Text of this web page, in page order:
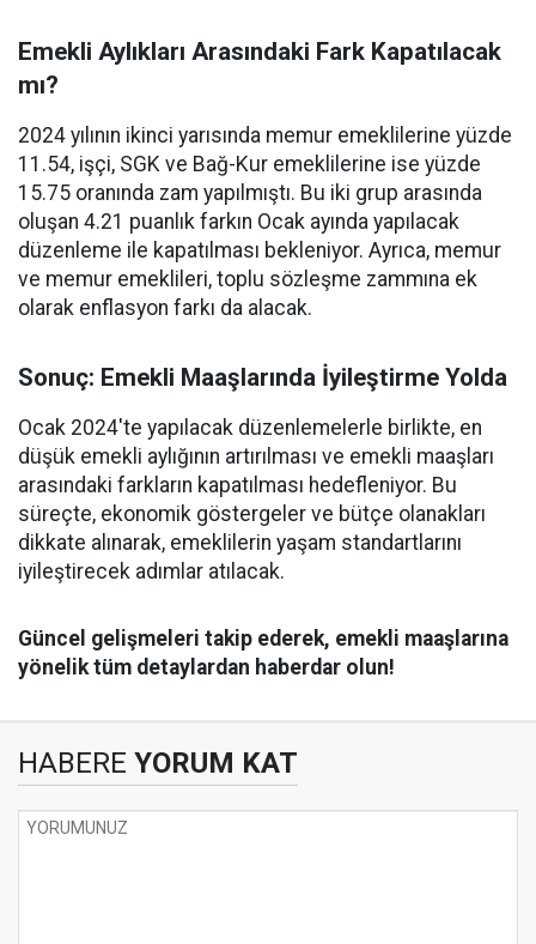
Emekli Aylıkları Arasındaki Fark Kapatılacak
mı?
2024 yılının ikinci yarısında memur emeklilerine yüzde
11.54, işçi, SGK ve Bağ-Kur emeklilerine ise yüzde
15.75 oranında zam yapılmıştı. Bu iki grup arasında
oluşan 4.21 puanlık farkın Ocak ayında yapılacak
düzenleme ile kapatılması bekleniyor. Ayrıca, memur
ve memur emeklileri, toplu sözleşme zammına ek
olarak enflasyon farkı da alacak.
Sonuç: Emekli Maaşlarında İyileştirme Yolda
Ocak 2024'te yapılacak düzenlemelerle birlikte, en
düşük emekli aylığının artırılması ve emekli maaşları
arasındaki farkların kapatılması hedefleniyor. Bu
süreçte, ekonomik göstergeler ve bütçe olanakları
dikkate alınarak, emeklilerin yaşam standartlarını
iyileştirecek adımlar atılacak.
Güncel gelişmeleri takip ederek, emekli maaşlarına
yönelik tüm detaylardan haberdar olun!
HABERE YORUM KAT